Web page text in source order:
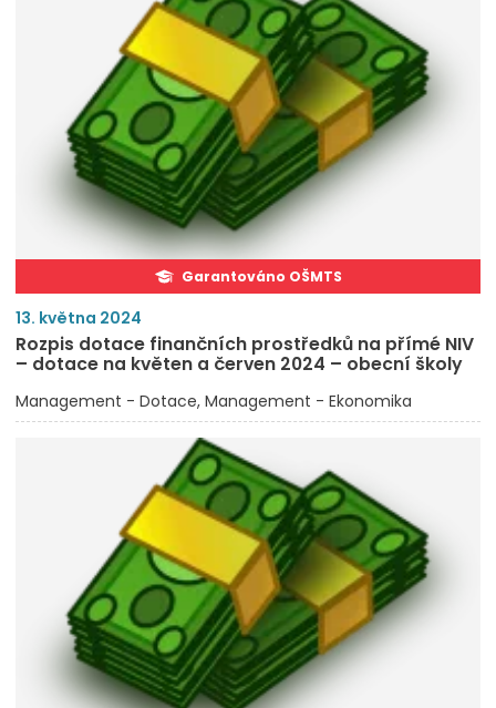
Garantováno OŠMTS
13. května 2024
Rozpis dotace finančních prostředků na přímé NIV
– dotace na květen a červen 2024 – obecní školy
Management - Dotace Management - Ekonomika